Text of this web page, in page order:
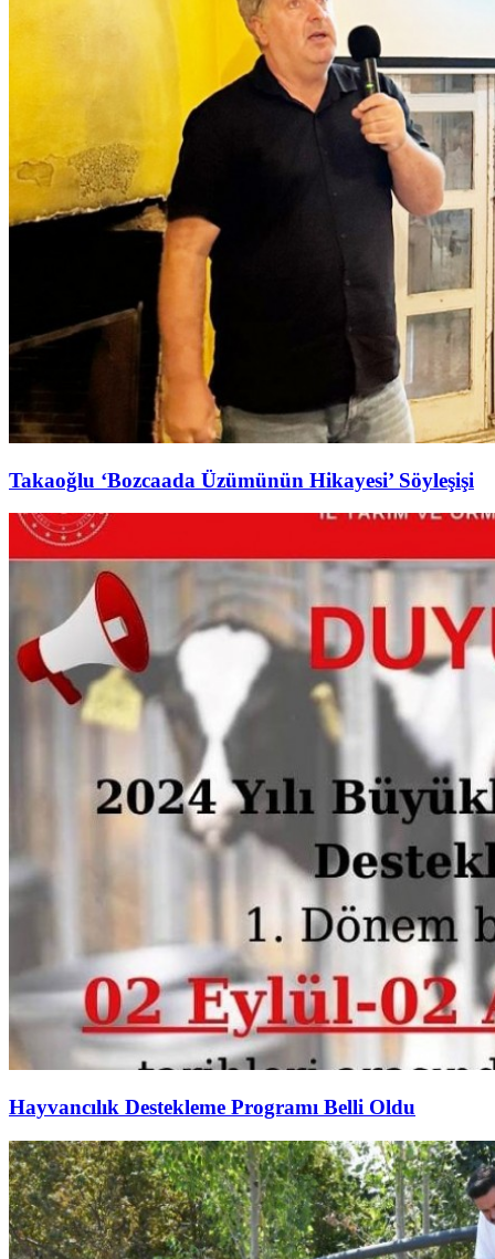
Takaoğlu ‘Bozcaada Üzümünün Hikayesi’ Söyleşişi
Hayvancılık Destekleme Programı Belli Oldu